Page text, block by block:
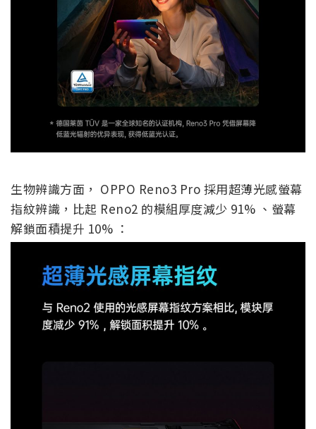
生物辨識方面， OPPO Reno3 Pro 採用超薄光感螢幕
指紋辨識，比起 Reno2 的模組厚度減少 91% 、螢幕
解鎖面積提升 10% ：